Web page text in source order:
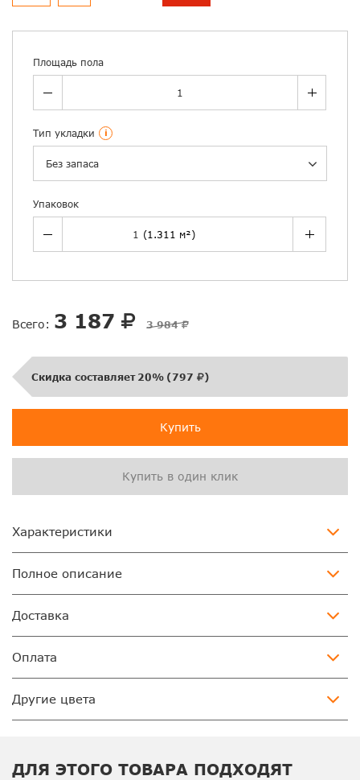
Площадь пола
Тип укладки i
Без запаса
Упаковок
Всего: 3 187 3 984
Скидка составляет 20% (797 )
Купить
Купить в один клик
Характеристики
Полное описание
Доставка
Оплата
Другие цвета
ДЛЯ ЭТОГО ТОВАРА ПОДХОДЯТ